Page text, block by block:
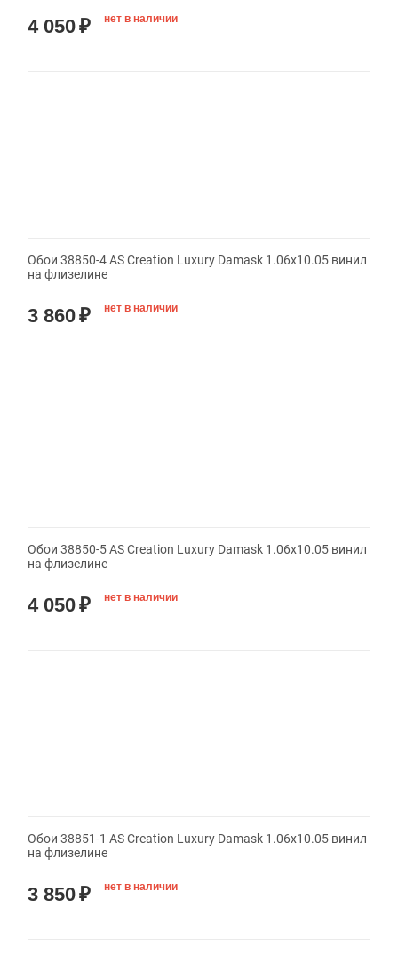
4 050₽ нет в наличии
Обои 38850-4 AS Creation Luxury Damask 1.06x10.05 винил
на флизелине
3 860₽ нет в наличии
Обои 38850-5 AS Creation Luxury Damask 1.06x10.05 винил
на флизелине
4 050₽ нет в наличии
Обои 38851-1 AS Creation Luxury Damask 1.06x10.05 винил
на флизелине
3 850₽ нет в наличии